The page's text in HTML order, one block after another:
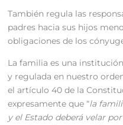
También regula las
padres hacia sus hijos
obligaciones de los
La familia es una
y regulada en nuestro
el artículo 40 de la
expresamente que “la
y el Estado deberá velar